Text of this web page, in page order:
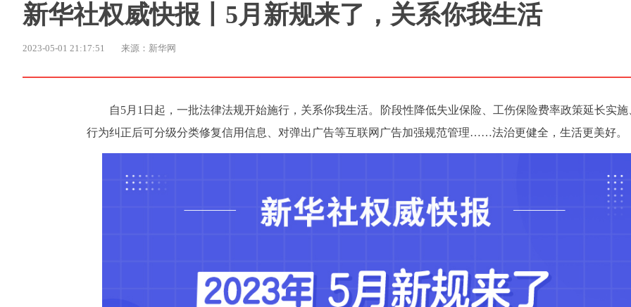
新华社权威快报丨5月新规来了，关系你我生活
2023-05-01 21:17:51 来源：新华网
自5月1日起，一批法律法规开始施行，关系你我生活。阶段性降低失业保险、工伤保险费率政策延长实施
行为纠正后可分级分类修复信用信息、对弹出广告等互联网广告加强规范管理……法治更健全，生活更美好。